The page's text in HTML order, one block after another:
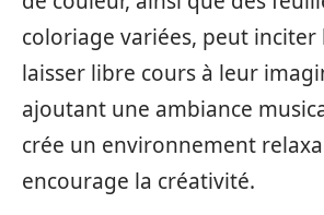
coloriage variées, peut inciter
laisser libre cours à leur
ajoutant une ambiance
crée un environnement
encourage la créativité.